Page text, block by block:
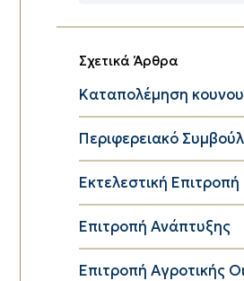
Σχετικά Άρθρα
Καταπολέμηση
Περιφερειακό
Εκτελεστική Επιτροπή
Επιτροπή Ανάπτυξης
Επιτροπή Αγροτικής